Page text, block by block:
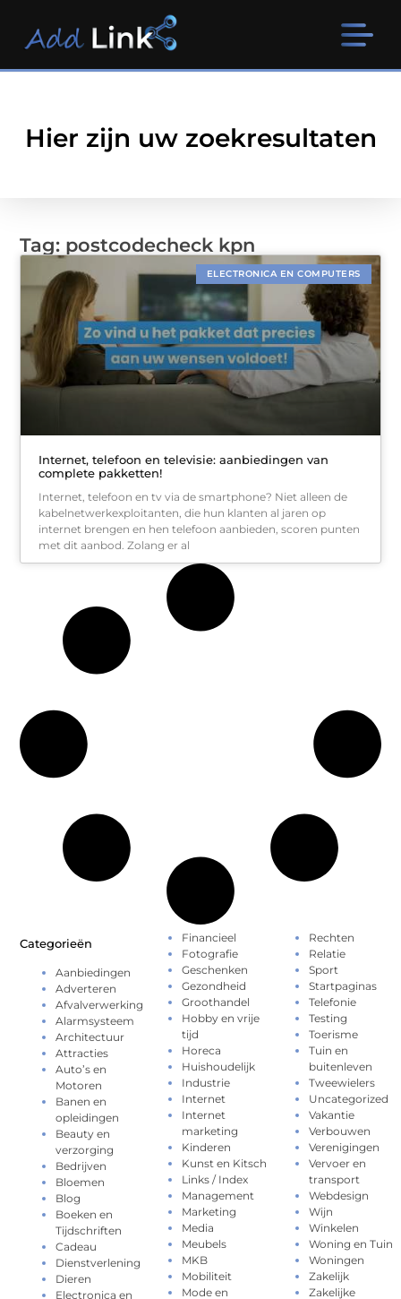
Hier zijn uw zoekresultaten
Tag: postcodecheck kpn
ELECTRONICA EN COMPUTERS
Internet, telefoon en televisie: aanbiedingen van
complete pakketten!
Internet, telefoon en tv via de smartphone? Niet alleen de
kabelnetwerkexploitanten, die hun klanten al jaren op
internet brengen en hen telefoon aanbieden, scoren punten
met dit aanbod. Zolang er al
Categorieën
Aanbiedingen
Adverteren
Afvalverwerking
Alarmsysteem
Architectuur
Attracties
Auto’s en
Motoren
Banen en
opleidingen
Beauty en
verzorging
Bedrijven
Bloemen
Blog
Boeken en
Tijdschriften
Cadeau
Dienstverlening
Dieren
Electronica en
Financieel
Fotografie
Geschenken
Gezondheid
Groothandel
Hobby en vrije
tijd
Horeca
Huishoudelijk
Industrie
Internet
Internet
marketing
Kinderen
Kunst en Kitsch
Links / Index
Management
Marketing
Media
Meubels
MKB
Mobiliteit
Mode en
Rechten
Relatie
Sport
Startpaginas
Telefonie
Testing
Toerisme
Tuin en
buitenleven
Tweewielers
Uncategorized
Vakantie
Verbouwen
Verenigingen
Vervoer en
transport
Webdesign
Wijn
Winkelen
Woning en Tuin
Woningen
Zakelijk
Zakelijke